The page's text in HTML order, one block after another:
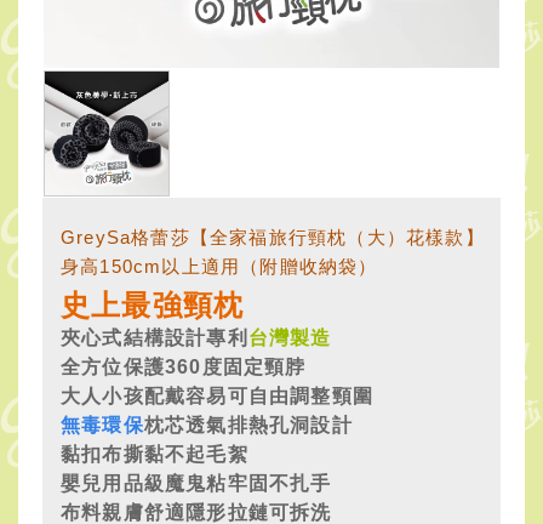
GreySa格蕾莎【全家福旅行頸枕（大）花樣款】
身高150cm以上適用（附贈收納袋）
史上最強頸枕
夾心式結構設計專利 台灣製造
全方位保護360度固定頸脖
大人小孩配戴容易可自由調整頸圍
無毒環保枕芯透氣排熱孔洞設計
黏扣布撕黏不起毛絮
嬰兒用品級魔鬼粘牢固不扎手
布料親膚舒適隱形拉鏈可拆洗